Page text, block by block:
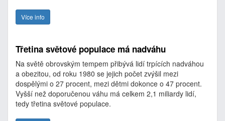
Více info
Třetina světové populace má nadváhu
Na světě obrovským tempem přibývá lidí trpících nadváhou
a obezitou, od roku 1980 se jejich počet zvýšil mezi
dospělými o 27 procent, mezi dětmi dokonce o 47 procent.
Vyšší než doporučenou váhu má celkem 2,1 miliardy lidí,
tedy třetina světové populace.